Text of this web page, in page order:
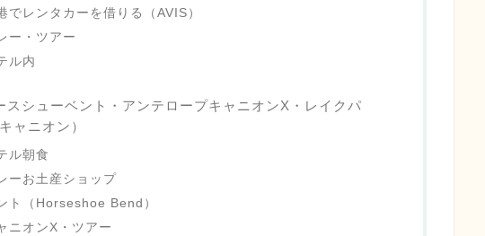
でレンタカーを借りる（AVIS）
ー・ツアー
ル内
スシューベント・アンテロープキャニオンX・レイクパ
ャニオン）
ル朝食
ーお土産ショップ
ト（Horseshoe Bend）
ニオンX・ツアー